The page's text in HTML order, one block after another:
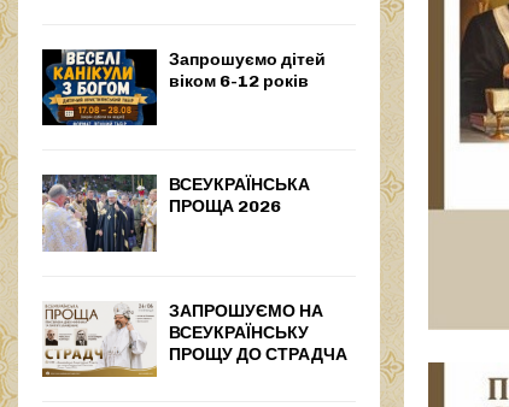
Запрошуємо дітей
віком 6-12 років
ВСЕУКРАЇНСЬКА
ПРОЩА 2026
ЗАПРОШУЄМО НА
ВСЕУКРАЇНСЬКУ
ПРОЩУ ДО СТРАДЧА